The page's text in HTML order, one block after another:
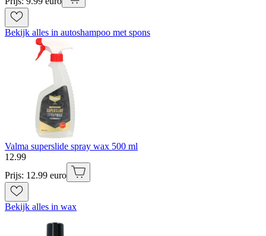
Bekijk alles in autoshampoo met spons
Valma superslide spray wax 500 ml
12.99
Prijs: 12.99 euro
Bekijk alles in wax